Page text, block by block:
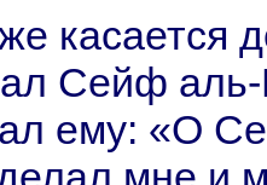
Сейф аль-
ему: «О